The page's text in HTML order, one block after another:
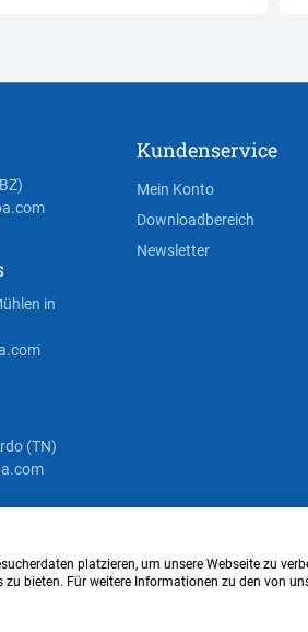
in
(TN)
Kundenservice
Mein Konto
Downloadbereich
Newsletter
Nr. IT00676670219
platzieren, um unsere Webseite zu
zu bieten. Für weitere Informationen zu den von